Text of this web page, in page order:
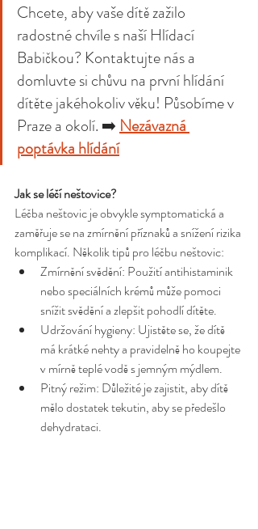
Chcete, aby vaše dítě zažilo
radostné chvíle s naší Hlídací
Babičkou? Kontaktujte nás a
domluvte si chůvu na první hlídání
dítěte jakéhokoliv věku! Působíme v
Praze a okolí. ➡️ Nezávazná
poptávka hlídání
Jak se léčí neštovice?
Léčba neštovic je obvykle symptomatická a
zaměřuje se na zmírnění příznaků a snížení rizika
komplikací. Několik tipů pro léčbu neštovic:
Zmírnění svědění: Použití antihistaminik
nebo speciálních krémů může pomoci
snížit svědění a zlepšit pohodlí dítěte.
Udržování hygieny: Ujistěte se, že dítě
má krátké nehty a pravidelně ho koupejte
v mírně teplé vodě s jemným mýdlem.
Pitný režim: Důležité je zajistit, aby dítě
mělo dostatek tekutin, aby se předešlo
dehydrataci.